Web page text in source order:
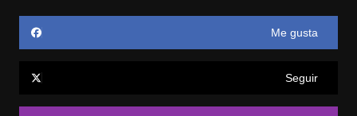
Me gusta
Seguir